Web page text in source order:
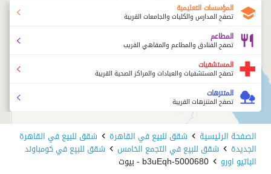
المؤسسات التعليمية
تصفح المدارس والكليات والجامعات القريبة
المطاعم
تصفح الفنادق والمطاعم والمقاهي القريب
المستشفيات
تصفح المستشفيات والعيادات والمراكز الصحية القريبة
المتنزهات
تصفح المتنزهات القريبة
الصفحة الرئيسية شقق للبيع في القاهرة شقق للبيع في القاهرة
الجديدة شقق للبيع في التجمع الخامس شقق للبيع في كومباوند
الباتيو اورو 5000680-b3uEqh - بيوت